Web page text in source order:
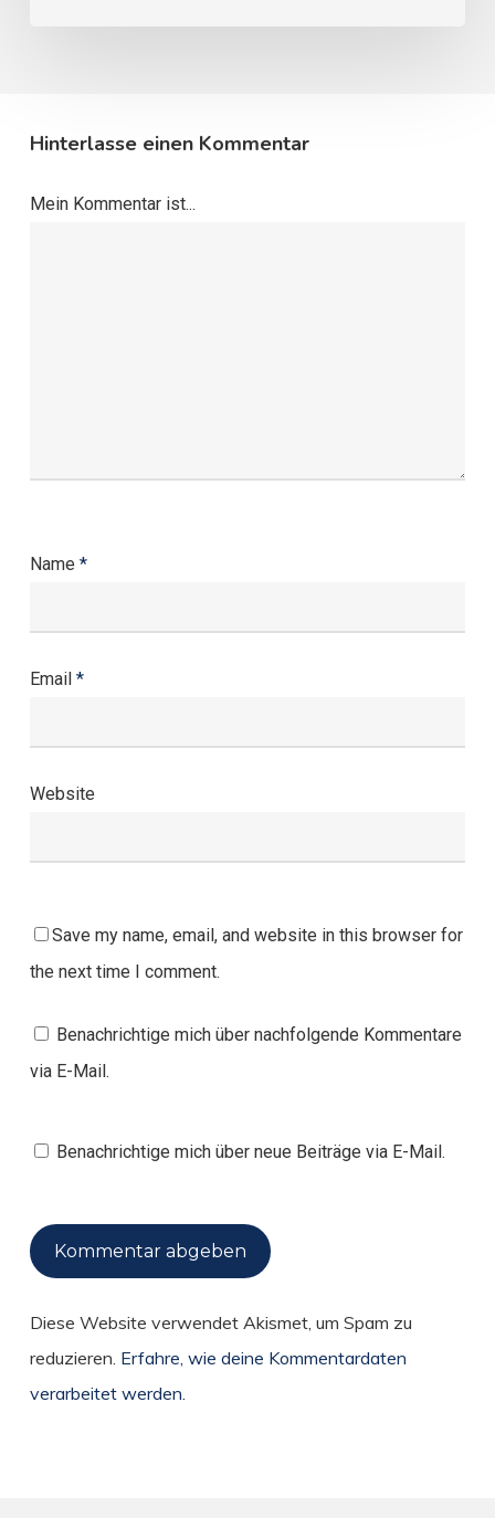
Hinterlasse einen Kommentar
Mein Kommentar ist...
Name *
Email *
Website
Save my name, email, and website in this browser for
the next time I comment.
Benachrichtige mich über nachfolgende Kommentare
via E-Mail.
Benachrichtige mich über neue Beiträge via E-Mail.
Diese Website verwendet Akismet, um Spam zu
reduzieren. Erfahre, wie deine Kommentardaten
verarbeitet werden.